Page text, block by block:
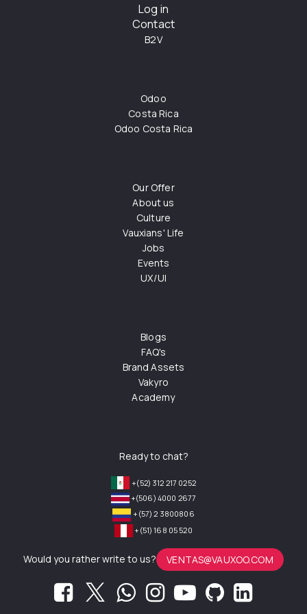
Log in
Contact
B2V
Odoo
Costa Rica
Odoo Costa Rica
Our Offer
About us
Culture
Vauxians' Life
Jobs
Events
UX/UI
Blogs
FAQ's
Brand Assets
Vakyro
Academy
Ready to chat?
+(52) 312 217 0252
+(506) 4000 2677
+(57) 2 3800806
+(51) 168 05 520
Would you rather write to us? VENTAS@VAUXOO.COM